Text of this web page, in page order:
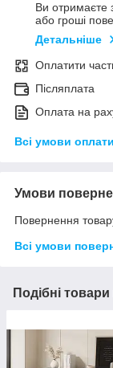
Ви отримаєте
або гроші
Детальніше
Оплатити
Післяплата
Оплата на
Всі умови оплати
Умови
Повернення
Всі умови
Подібні товари